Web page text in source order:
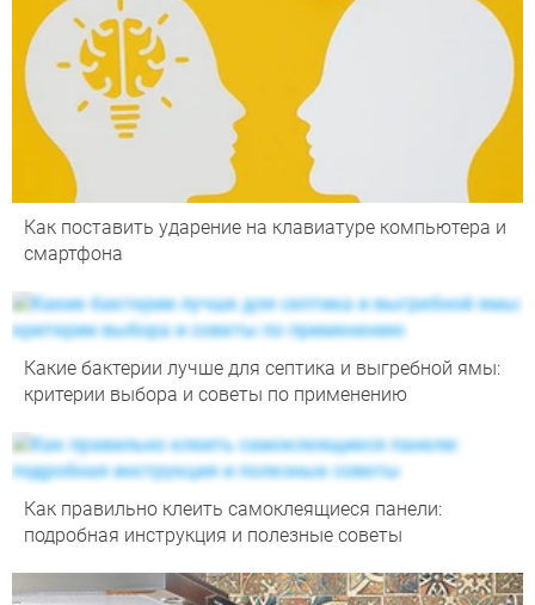
Как поставить ударение на клавиатуре компьютера и
смартфона
Какие бактерии лучше для септика и выгребной ямы:
критерии выбора и советы по применению
Как правильно клеить самоклеящиеся панели:
подробная инструкция и полезные советы